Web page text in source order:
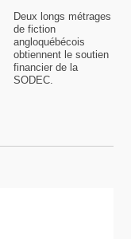
Deux longs métrages
de fiction
angloquébécois
obtiennent le soutien
financier de la
SODEC.